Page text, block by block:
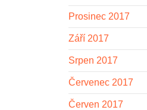
Prosinec 2017
Září 2017
Srpen 2017
Červenec 2017
Červen 2017